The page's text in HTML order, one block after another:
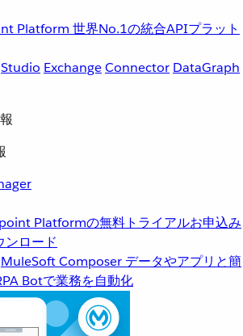
Platform 世界No.1の統合APIプラット
Studio ExchangeConnector DataGraph
Platformの無料トライアルお申込み
ロード
MuleSoft Composer データやアプリと簡
Botで業務を自動化